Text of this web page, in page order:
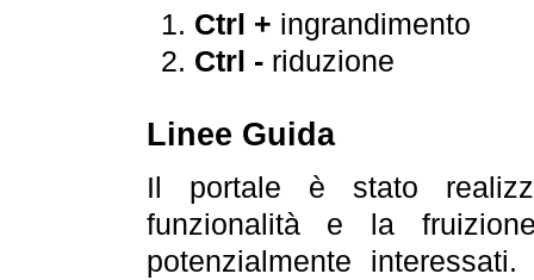
Ctrl + ingrandimento
Ctrl -riduzione
Linee Guida
Il portale è stato
funzionalità e la
potenzialmente